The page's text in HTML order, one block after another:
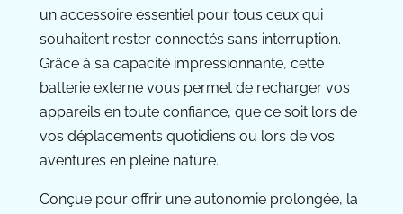
un accessoire essentiel pour tous ceux qui
souhaitent rester connectés sans interruption.
Grâce à sa capacité impressionnante, cette
batterie externe vous permet de recharger vos
appareils en toute confiance, que ce soit lors de
vos déplacements quotidiens ou lors de vos
aventures en pleine nature.
Conçue pour offrir une autonomie prolongée, la